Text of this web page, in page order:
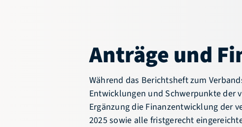
Anträge und
Während das Berichtsheft zum
Entwicklungen und Schwerpunkte der
Ergänzung die Finanzentwicklung der
2025 sowie alle fristgerecht